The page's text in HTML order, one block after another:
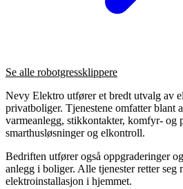
Se alle robotgressklippere
Nevy Elektro utfører et bredt utvalg av
privatboliger. Tjenestene omfatter blant
varmeanlegg, stikkontakter, komfyr- og
smarthusløsninger og elkontroll.
Bedriften utfører også oppgraderinger
anlegg i boliger. Alle tjenester retter seg
elektroinstallasjon i hjemmet.